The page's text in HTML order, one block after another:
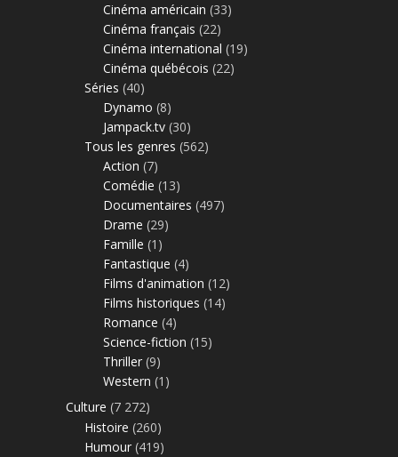
Cinéma américain (33)
Cinéma français (22)
Cinéma international (19)
Cinéma québécois (22)
Séries (40)
Dynamo (8)
Jampack.tv (30)
Tous les genres (562)
Action (7)
Comédie (13)
Documentaires (497)
Drame (29)
Famille (1)
Fantastique (4)
Films d'animation (12)
Films historiques (14)
Romance (4)
Science-fiction (15)
Thriller (9)
Western (1)
Culture (7 272)
Histoire (260)
Humour (419)